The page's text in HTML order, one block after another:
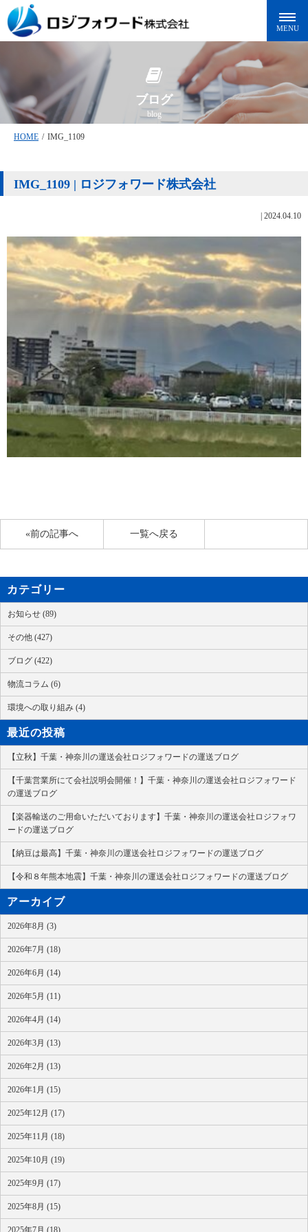
ブログ
blog
HOME / IMG_1109
IMG_1109 | ロジフォワード株式会社
2024.04.10
«前の記事へ 一覧へ戻る
カテゴリー
お知らせ (89)
その他 (427)
ブログ (422)
物流コラム (6)
環境への取り組み (4)
最近の投稿
【立秋】千葉・神奈川の運送会社ロジフォワードの運送ブログ
【千葉営業所にて会社説明会開催！】千葉・神奈川の運送会社ロジフォワード
の運送ブログ
【楽器輸送のご用命いただいております】千葉・神奈川の運送会社ロジフォワ
ードの運送ブログ
【納豆は最高】千葉・神奈川の運送会社ロジフォワードの運送ブログ
【令和８年熊本地震】千葉・神奈川の運送会社ロジフォワードの運送ブログ
アーカイブ
2026年8月 (3)
2026年7月 (18)
2026年6月 (14)
2026年5月 (11)
2026年4月 (14)
2026年3月 (13)
2026年2月 (13)
2026年1月 (15)
2025年12月 (17)
2025年11月 (18)
2025年10月 (19)
2025年9月 (17)
2025年8月 (15)